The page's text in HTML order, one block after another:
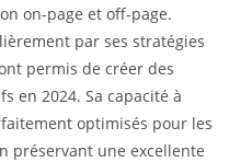
on-page et off-page.
par ses stratégies
permis de créer des
en 2024. Sa capacité à
optimisés pour les
préservant une excellente